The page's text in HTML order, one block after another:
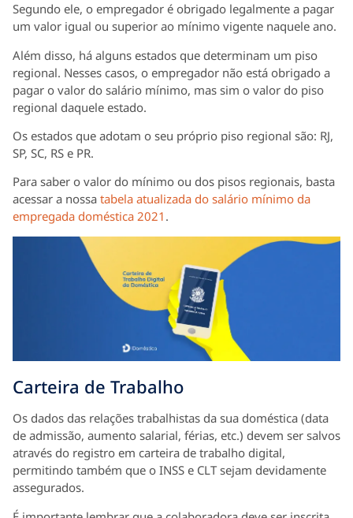
Segundo ele, o empregador é obrigado legalmente a pagar
um valor igual ou superior ao mínimo vigente naquele ano.
Além disso, há alguns estados que determinam um piso
regional. Nesses casos, o empregador não está obrigado a
pagar o valor do salário mínimo, mas sim o valor do piso
regional daquele estado.
Os estados que adotam o seu próprio piso regional são: RJ,
SP, SC, RS e PR.
Para saber o valor do mínimo ou dos pisos regionais, basta
acessar a nossa tabela atualizada do salário mínimo da
empregada doméstica 2021 .
Carteira de Trabalho
Os dados das relações trabalhistas da sua doméstica (data
de admissão, aumento salarial, férias, etc.) devem ser salvos
através do registro em carteira de trabalho digital,
permitindo também que o INSS e CLT sejam devidamente
assegurados.